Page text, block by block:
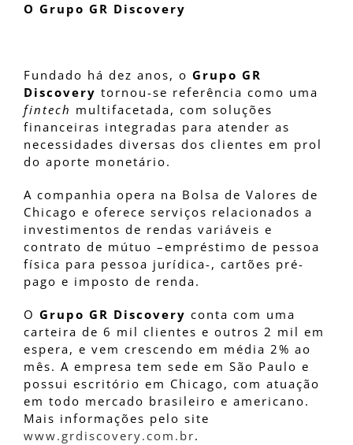
O Grupo GR Discovery
Fundado há dez anos, o Grupo GR
Discovery tornou-se referência como uma
fintech multifacetada, com soluções
financeiras integradas para atender as
necessidades diversas dos clientes em prol
do aporte monetário.
A companhia opera na Bolsa de Valores de
Chicago e oferece serviços relacionados a
investimentos de rendas variáveis e
contrato de mútuo –empréstimo de pessoa
física para pessoa jurídica-, cartões pré-
pago e imposto de renda.
O Grupo GR Discovery conta com uma
carteira de 6 mil clientes e outros 2 mil em
espera, e vem crescendo em média 2% ao
mês. A empresa tem sede em São Paulo e
possui escritório em Chicago, com atuação
em todo mercado brasileiro e americano.
Mais informações pelo site
www.grdiscovery.com.br.